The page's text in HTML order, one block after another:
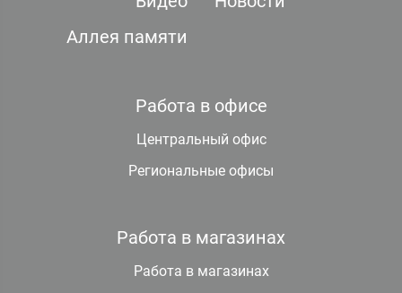
Аллея памяти
Работа в офисе
Центральный офис
Региональные офисы
Работа в магазинах
Работа в магазинах